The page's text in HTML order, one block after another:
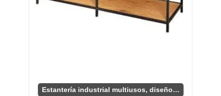
Estantería industrial multiusos, diseño único